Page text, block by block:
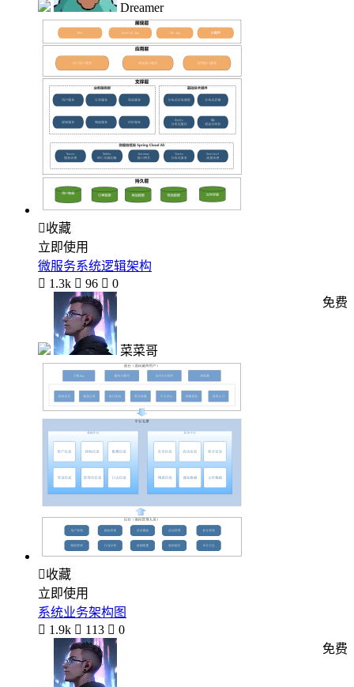
Dreamer
收藏
立即使用
微服务系统逻辑架构
 1.3k  96  0
菜菜哥
免费
收藏
立即使用
系统业务架构图
 1.9k  113  0
免费